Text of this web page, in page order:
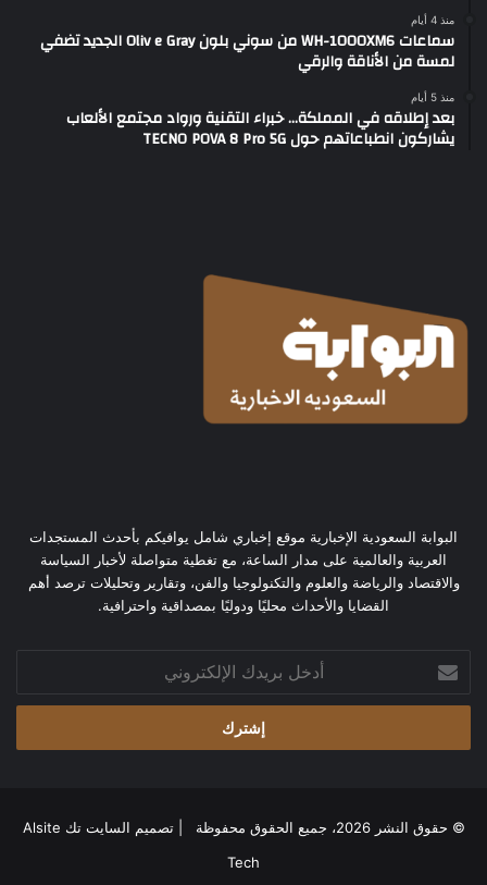
منذ 4 أيام
سماعات WH-1000XM6 من سوني بلون Oliv e Gray الجديد تضفي
لمسة من الأناقة والرقي
منذ 5 أيام
بعد إطلاقه في المملكة… خبراء التقنية ورواد مجتمع الألعاب
يشاركون انطباعاتهم حول TECNO POVA 8 Pro 5G
البوابة السعودية الإخبارية موقع إخباري شامل يوافيكم بأحدث المستجدات
العربية والعالمية على مدار الساعة، مع تغطية متواصلة لأخبار السياسة
والاقتصاد والرياضة والعلوم والتكنولوجيا والفن، وتقارير وتحليلات ترصد أهم
القضايا والأحداث محليًا ودوليًا بمصداقية واحترافية.
بريدك
الإلكتروني
© حقوق النشر 2026، جميع الحقوق محفوظة | تصميم
السايت تك Alsite
Tech